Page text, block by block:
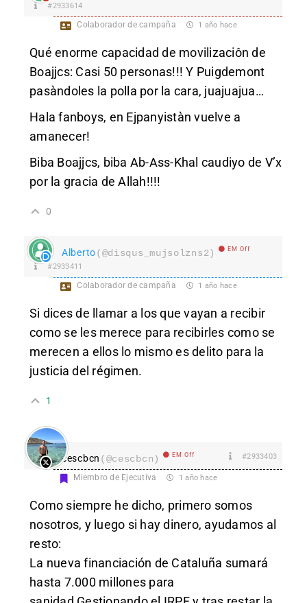
#2933614
Colaborador de campaña 1 año hace
Qué enorme capacidad de movilizaciôn de
Boajjcs: Casi 50 personas!!! Y Puigdemont
pasàndoles la polla por la cara, juajuajua…
Hala fanboys, en Ejpanyistàn vuelve a
amanecer!
Biba Boajjcs, biba Ab-Ass-Khal caudiyo de V’x
por la gracia de Allah!!!!
0
Alberto(@disqus_mujsolzns2) EM Off
#2933411
Colaborador de campaña 1 año hace
Si dices de llamar a los que vayan a recibir
como se les merece para recibirles como se
merecen a ellos lo mismo es delito para la
justicia del régimen.
1
cescbcn (@cescbcn) EM Off #2933403
Miembro de Ejecutiva 1 año hace
Como siempre he dicho, primero somos
nosotros, y luego si hay dinero, ayudamos al
resto:
La nueva financiación de Cataluña sumará
hasta 7.000 millones para